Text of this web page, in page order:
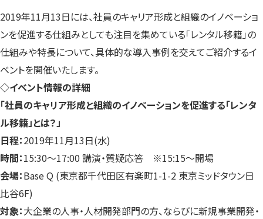
2019年11月13日には、社員のキャリア形成と組織のイノベーショ
ンを促進する仕組みとしても注目を集めている「レンタル移籍」の
仕組みや特長について、具体的な導入事例を交えてご紹介するイ
ベントを開催いたします。
◇イベント情報の詳細
「社員のキャリア形成と組織のイノベーションを促進する「レンタ
ル移籍」とは？」
日程：2019年11月13日(水)
時間：15:30～17:00 講演・質疑応答 ※15:15〜開場
会場：Base Q (東京都千代田区有楽町1-1-2 東京ミッドタウン日
比谷6F)
対象：大企業の人事・人材開発部門の方、ならびに新規事業開発・